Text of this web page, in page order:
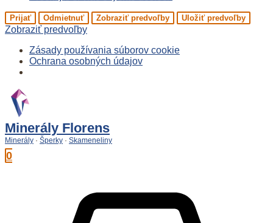
Prijať Odmietnuť Zobraziť predvoľby Uložiť predvoľby
Zobraziť predvoľby
Zásady používania súborov cookie
Ochrana osobných údajov
Preskočiť
na
obsah
Minerály Florens
Minerály · Šperky · Skameneliny
0